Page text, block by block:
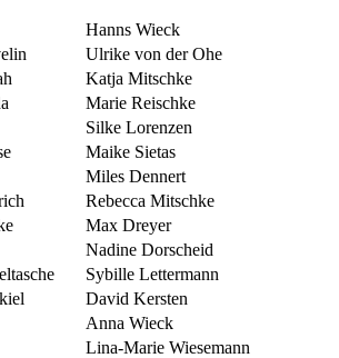
Hanns Wieck
Ulrike von der Ohe
Katja Mitschke
Marie Reischke
Silke Lorenzen
Maike Sietas
Miles Dennert
Rebecca Mitschke
Max Dreyer
Nadine Dorscheid
Sybille Lettermann
David Kersten
Anna Wieck
Lina-Marie Wiesemann